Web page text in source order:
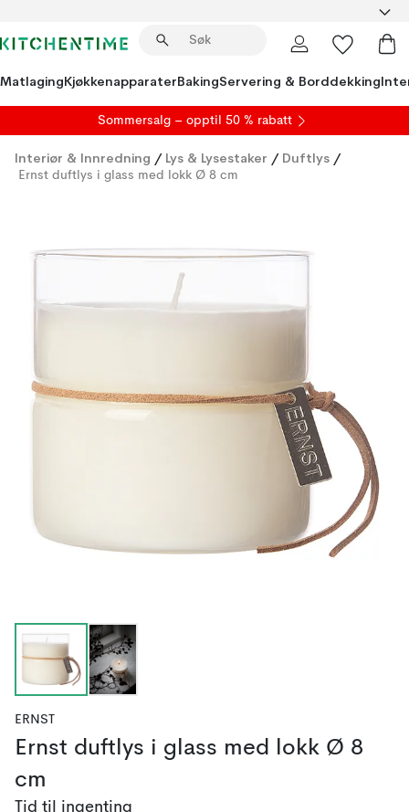
MatlagingKjøkkenapparaterBakingServering & Borddekking
Sommersalg – opptil 50 % rabatt
Interiør & Innredning / Lys & Lysestaker / Duftlys /
Ernst duftlys i glass med lokk Ø 8 cm
ERNST
Ernst duftlys i glass med lokk Ø 8
cm
Tid til ingenting